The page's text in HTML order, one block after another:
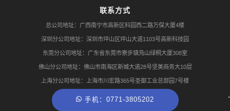
联系方式
总公司地址：广西南宁市高新区科园西二路万保大厦4楼
深圳分公司地址：深圳市坪山区坪山大道1103号高新科技园
东莞分公司地址：广东省东莞市寮步镇凫山绿桐大厦308室
佛山分公司地址：佛山市南海区新城大道28号坚美商务大10层
上海分公司地址：上海市川宏路365号圣御工业总部园7号楼
手机：0771-3805202